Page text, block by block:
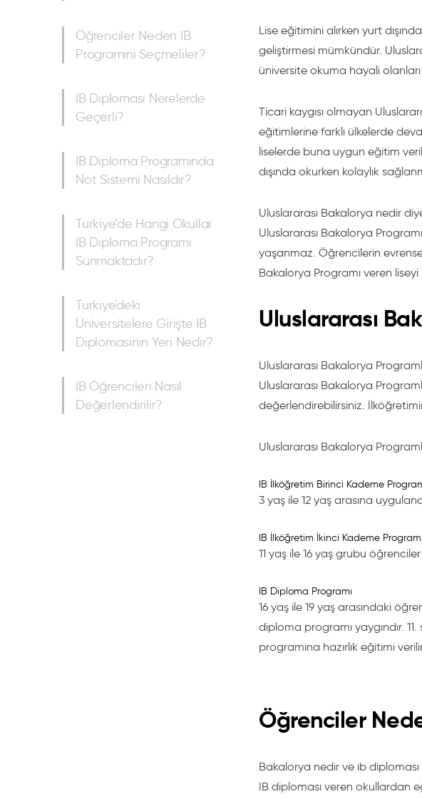
Öğrenciler Neden IB
Programını Seçmeliler?
IB Diploması Nerelerde
Geçerli?
IB Diploma Programında
Not Sistemi Nasıldır?
Türkiye’de Hangi Okullar
IB Diploma Programı
Sunmaktadır?
Türkiye'deki
Üniversitelere Girişte IB
Diplomasının Yeri Nedir?
IB Öğrencileri Nasıl
Değerlendirilir?
Lise eğitimini alırken yurt
geliştirmesi mümkündür.
üniversite okuma hayali
Ticari kaygısı olmayan
eğitimlerine farklı ülkelerde
liselerde buna uygun eğitim
dışında okurken kolaylık
Uluslararası Bakalorya nedir
Uluslararası Bakalorya
yaşanmaz. Öğrencilerin
Bakalorya Programı veren
Uluslararası
Uluslararası Bakalorya
Uluslararası Bakalorya
değerlendirebilirsiniz.
Uluslararası Bakalorya
IB İlköğretim Birinci Kademe
3 yaş ile 12 yaş arasına
IB İlköğretim İkinci Kademe Programı
11 yaş ile 16 yaş grubu öğrenciler
IB Diploma Programı
16 yaş ile 19 yaş arasındaki
diploma programı yaygındır. 11.
programına hazırlık eğitimi
Öğrenciler
Bakalorya nedir ve ib diploması
IB diploması veren okullardan